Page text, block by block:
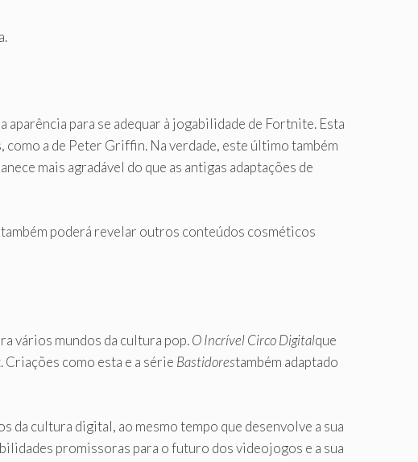
para se adequar à jogabilidade de Fortnite. Esta
como a de Peter Griffin. Na verdade, este último também
mais agradável do que as antigas adaptações de
poderá revelar outros conteúdos cosméticos
vários mundos da cultura pop.O Incrível Circo Digitalque
como esta e a série Bastidorestambém adaptado
cultura digital, ao mesmo tempo que desenvolve a sua
promissoras para o futuro dos videojogos e a sua